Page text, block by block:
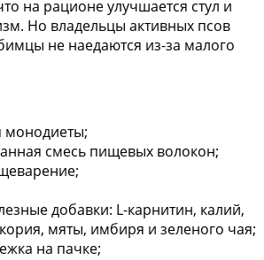
на рационе улучшается стул и
Но владельцы активных псов
не наедаются из-за малого
монодиеты;
смесь пищевых волокон;
добавки: L-карнитин, калий,
мяты, имбиря и зеленого чая;
на пачке;